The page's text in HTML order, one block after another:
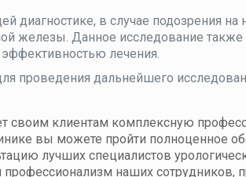
диагностике, в случае подозрения на
железы. Данное исследование также
лечения.
проведения дальнейшего
своим клиентам комплексную
вы можете пройти полноценное
лучших специалистов
наших сотрудников,